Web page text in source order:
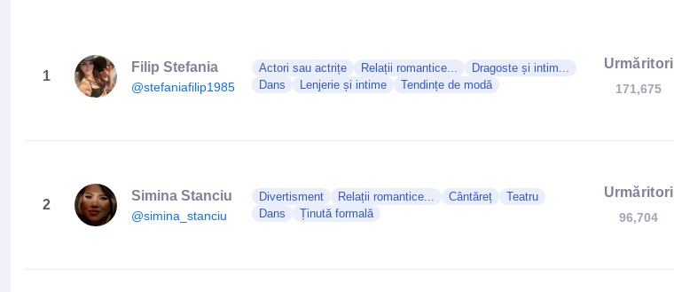
1
Filip Stefania
@stefaniafilip1985
Actori sau actrițe Relații romantice...
Dragoste și intim...
Dans
Lenjerie și intime Tendințe de modă
Urmăritori
171,675
2
Simina Stanciu
@simina_stanciu
Divertisment Relații romantice... Cântăreț
Teatru
Dans
Ținută formală
Urmăritori
96,704